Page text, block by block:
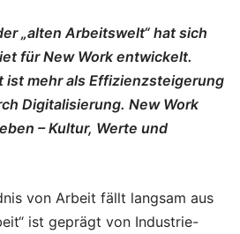
„alten Arbeitswelt“ hat sich
für New Work entwickelt.
ist mehr als Effizienzsteigerung
Digitalisierung. New Work
–Kultur, Werte und
von Arbeit fällt langsam aus
ist geprägt von Industrie-